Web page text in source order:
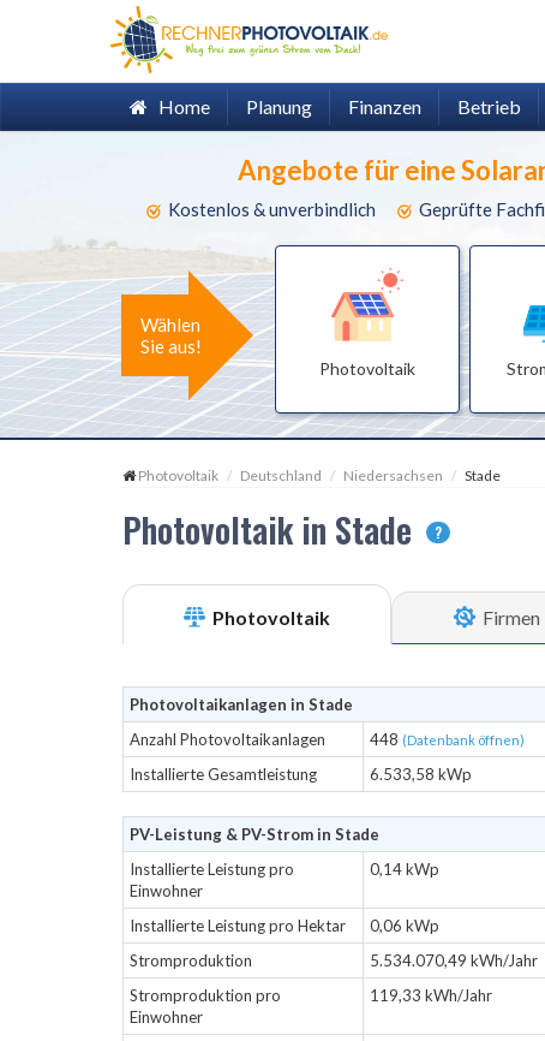
Home Planung Finanzen Betrieb
Angebote für eine
Kostenlos & unverbindlich Geprüfte
Wählen
Sie aus!
Photovoltaik
Photovoltaik Deutschland Niedersachsen Stade
Photovoltaik in Stade ?
Photovoltaik Firmen
Photovoltaikanlagen in Stade
Anzahl Photovoltaikanlagen
448 (Datenbank öffnen)
Installierte Gesamtleistung 6.533,58 kWp
PV-Leistung & PV-Strom in Stade
Installierte Leistung pro
Einwohner
0,14 kWp
Installierte Leistung pro Hektar
0,06 kWp
Stromproduktion
5.534.070,49 kWh/Jahr
Stromproduktion pro
Einwohner
119,33 kWh/Jahr